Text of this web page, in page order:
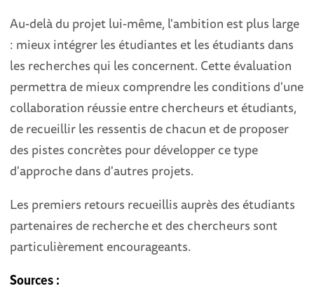
Au-delà du projet lui-même, l'ambition est plus large
: mieux intégrer les étudiantes et les étudiants dans
les recherches qui les concernent. Cette évaluation
permettra de mieux comprendre les conditions d'une
collaboration réussie entre chercheurs et étudiants,
de recueillir les ressentis de chacun et de proposer
des pistes concrètes pour développer ce type
d'approche dans d'autres projets.
Les premiers retours recueillis auprès des étudiants
partenaires de recherche et des chercheurs sont
particulièrement encourageants.
Sources :